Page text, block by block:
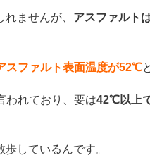
ませんが、 アスファルト
スファルト表面温度が52℃
われており、要は42℃以上
しているんです。